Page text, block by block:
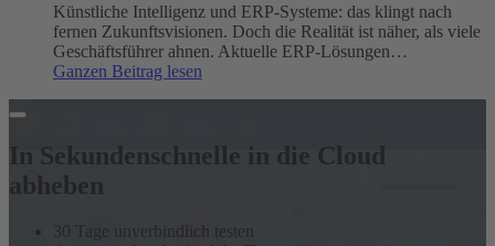
Künstliche Intelligenz und ERP-Systeme: das klingt nach
fernen Zukunftsvisionen. Doch die Realität ist näher, als viele
Geschäftsführer ahnen. Aktuelle ERP-Lösungen…
Ganzen Beitrag lesen
Wie
der
automatisiert
In Sekundenschnelle in die Cloud
abheben
30 Tage unverbindlich testen